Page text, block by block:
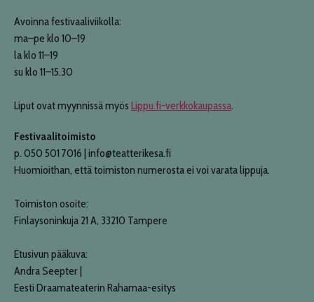
Avoinna festivaaliviikolla:
ma–pe klo 10–19
la klo 11–19
su klo 11–15.30
Liput ovat myynnissä myös Lippu.fi-verkkokaupassa.
Festivaalitoimisto
p. 050 501 7016 | info@teatterikesa.fi
Huomioithan, että toimiston numerosta ei voi varata lippuja.
Toimiston osoite:
Finlaysoninkuja 21 A, 33210 Tampere
Etusivun pääkuva:
Andra Seepter |
Eesti Draamateaterin Rahamaa-esitys